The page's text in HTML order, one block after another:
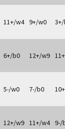
11+/w4 9+/w0
6+/b0 12+/w9
5-/w0 7-/b0
12+/w9 11+/w4 9-/